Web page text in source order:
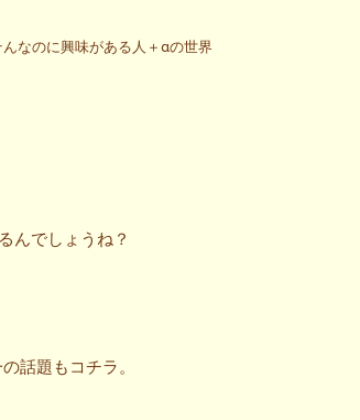
なのに興味がある人＋αの世界
んでしょうね？
話題もコチラ。